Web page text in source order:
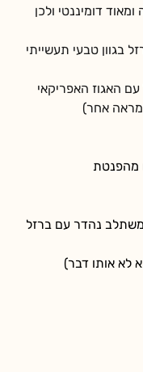
דומיננטי ולכן
בגוון טבעי תעשייתי
האגוז האפריקאי
אחר)
מהפנטת
נהדר עם ברזל
לא אותו דבר)